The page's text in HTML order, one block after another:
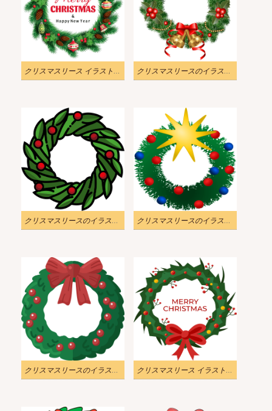
クリスマスリース イラスト画像 クリスマスリースのイラストのダウンロード
クリスマスリースのイラスト画像 2 クリスマスリースのイラスト画像
クリスマスリースのイラスト png クリスマスリース イラスト無料